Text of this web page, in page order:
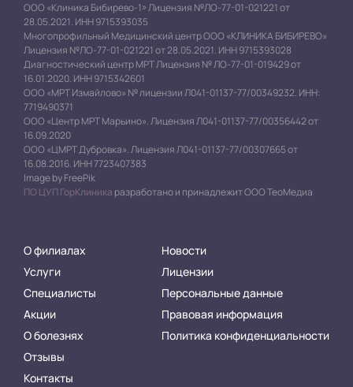
ООО «Клиника Бибирево-1» Лицензия №ЛО-77-01-021221 от
28.05.2021. ИНН 9715393035
Многопрофильный Медицинский центр ООО «КЛИНИКА БИБИРЕВО»
Лицензия №ЛО-77-01-021221 от 28.05.2021. ИНН 9715393028
Диагностический центр МРТ Лицензия № ЛО-77-01-019429 от
16.01.2020. ИНН 9715342601
ООО «МРТ Измайлово» № лицензии Л041-01137-77/00349232. ИНН:
7719490371
ООО «Центр МРТ Марьино». Лицензия Л041-01137-77/00356442 от
16.09.2020
ООО «ЦМРТ Дубровка». Лицензия Л041-01137-77/00307665 от
16.08.2016. ИНН 7723407383
Image by FreePik
ПО ЦУП ГорКлиника разработано и принадлежит ООО ТеоМедиа
О филиалах
Услуги
Специалисты
Акции
О болезнях
Отзывы
Контакты
Новости
Лицензии
Персональные данные
Правовая информация
Политика конфиденциальности